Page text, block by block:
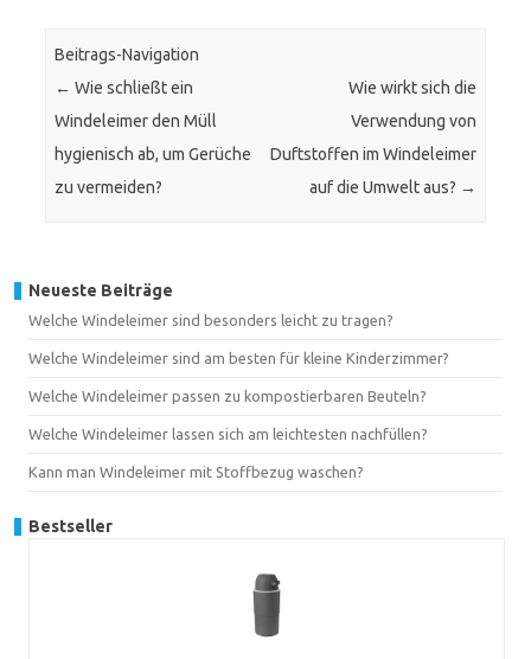
Beitrags-Navigation
← Wie schließt ein
Windeleimer den Müll
hygienisch ab, um Gerüche
zu vermeiden?
Wie wirkt sich die
Verwendung von
Duftstoffen im Windeleimer
auf die Umwelt aus? →
Neueste Beiträge
Welche Windeleimer sind besonders leicht zu tragen?
Welche Windeleimer sind am besten für kleine Kinderzimmer?
Welche Windeleimer passen zu kompostierbaren Beuteln?
Welche Windeleimer lassen sich am leichtesten nachfüllen?
Kann man Windeleimer mit Stoffbezug waschen?
Bestseller